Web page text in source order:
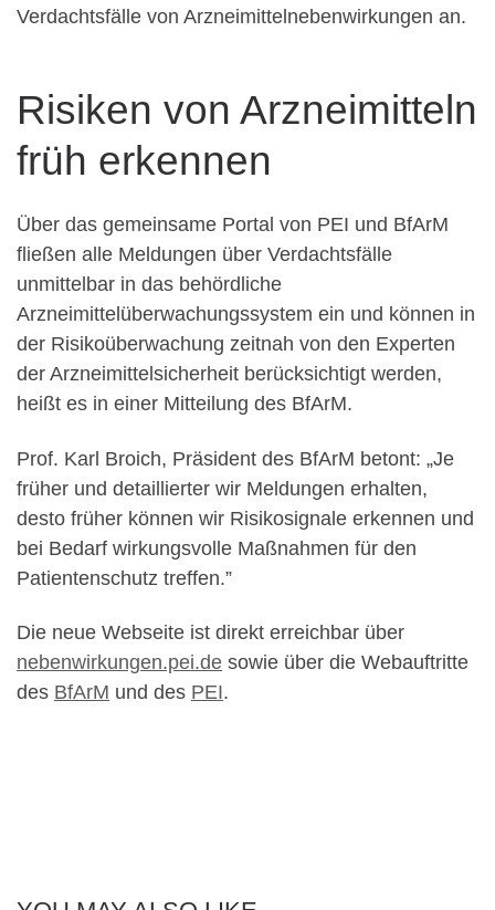
Verdachtsfälle von Arzneimittelnebenwirkungen an.
Risiken von Arzneimitteln
früh erkennen
Über das gemeinsame Portal von PEI und BfArM
fließen alle Meldungen über Verdachtsfälle
unmittelbar in das behördliche
Arzneimittelüberwachungssystem ein und können in
der Risikoüberwachung zeitnah von den Experten
der Arzneimittelsicherheit berücksichtigt werden,
heißt es in einer Mitteilung des BfArM.
Prof. Karl Broich, Präsident des BfArM betont: „Je
früher und detaillierter wir Meldungen erhalten,
desto früher können wir Risikosignale erkennen und
bei Bedarf wirkungsvolle Maßnahmen für den
Patientenschutz treffen.”
Die neue Webseite ist direkt erreichbar über
nebenwirkungen.pei.de sowie über die Webauftritte
des BfArM und des PEI.